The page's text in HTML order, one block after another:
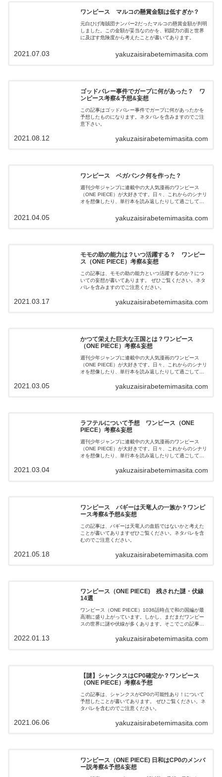
ワンピース マルコの懸賞金額は低すぎか？
元白ひげ海賊団ナンバー2だったマルコの懸賞金額が判明
しました。この金額が妥当なのかを、戦闘力の面と世界
に及ぼす危険度から考えたことが書いてあります。
yakuzaisirabetemimasita.com
2021.07.03
ゴッドバレー事件でガープに何があった？ ワ
ンピース考察&予想&妄想
この記事はゴッドバレー事件でガープに何があったかを
予想したものになります。ネタバレを含みますのでご注
意下さい。
yakuzaisirabetemimasita.com
2021.08.12
ワンピース ベガパンク何を作った？
週刊少年ジャンプに連載中の大人気漫画のワンピース
（ONE PIECE）が大好きです。日々、これからのシナリ
オを想像したり、単行本を読み返したりして過ごしてい
ネタバレを含みますのでご注意ください。
yakuzaisirabetemimasita.com
2021.04.05
モモの助の能力は？いつ活躍する？ ワンピー
ス（ONE PIECE）考察&妄想
この記事は、モモの助の能力といつ活躍するのか？につ
いての妄想が書いてあります。 ぜひご覧ください。ネタ
バレを含みますのでご注意ください。
yakuzaisirabetemimasita.com
2021.03.17
かつて栄えた巨大な王国とは？ワンピース
（ONE PIECE）考察&妄想
週刊少年ジャンプに連載中の大人気漫画のワンピース
（ONE PIECE）が大好きです。日々、これからのシナリ
オを想像したり、単行本を読み返したりして過ごしてい
に書いてあります。 ぜひご覧ください。ネタバレを含みyakuzaisirabetemimasita.com
2021.03.05
ラフテルについて予想 ワンピース（ONE
PIECE）考察&妄想
週刊少年ジャンプに連載中の大人気漫画のワンピース
（ONE PIECE）が大好きです。日々、これからのシナリ
オを想像したり、単行本を読み返したりして過ごしてい
いてあります。 ぜひご覧ください。ネタバレを含みますyakuzaisirabetemimasita.com
2021.03.04
ワンピース バギーは天竜人の一族か？ワンピ
ース考察&予想&妄想
この記事は、バギーは天竜人の血筋ではないかと考えた
ことが書いてありますぜひご覧ください。ネタバレを含
むのでご注意ください。
yakuzaisirabetemimasita.com
2021.05.18
ワンピース（ONE PIECE) 残された謎・伏線
14選
ワンピース（ONE PIECE）1036話時点で和の国編が最
高潮に盛り上がっています。しかし、まだまだワンピー
スの世界に謎や伏線が多くあります。そこでこの記事は
考察したことが書いてあります。
yakuzaisirabetemimasita.com
2022.01.13
【謎】シャンクスはCP0確定か？ワンピース
（ONE PIECE）考察&予想
この記事は、シャンクスがCP0の可能性あり！について
予想したことが書いてあります。 ぜひご覧ください。ネ
タバレを含むのでご注意ください。
yakuzaisirabetemimasita.com
2021.06.06
ワンピース（ONE PIECE) 日和はCP0のメンバ
ー説考察&予想&妄想